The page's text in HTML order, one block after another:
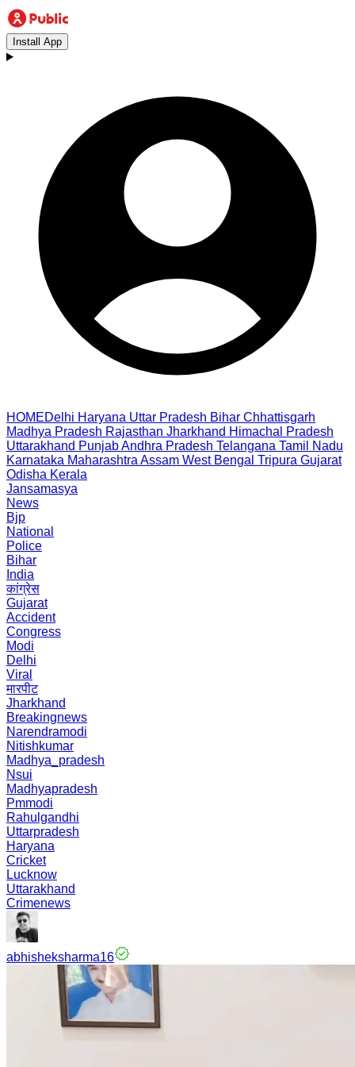
Install App
HOMEDelhi Haryana Uttar Pradesh Bihar Chhattisgarh
Madhya Pradesh Rajasthan Jharkhand Himachal Pradesh
Uttarakhand PunjabAndhra Pradesh Telangana Tamil Nadu
Karnataka Maharashtra Assam West Bengal Tripura Gujarat
Odisha Kerala
Jansamasya
News
Bjp
National
Police
Bihar
India
कांग्रेस
Gujarat
Accident
Congress
Modi
Delhi
Viral
मारपीट
Jharkhand
Breakingnews
Narendramodi
Nitishkumar
Madhya_pradesh
Nsui
Madhyapradesh
Pmmodi
Rahulgandhi
Uttarpradesh
Haryana
Cricket
Lucknow
Uttarakhand
Crimenews
abhisheksharma16